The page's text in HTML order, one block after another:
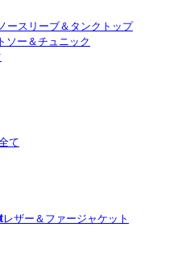
ノースリーブ＆タンクトップ
ソー＆チュニック
て
レザー＆ファージャケット